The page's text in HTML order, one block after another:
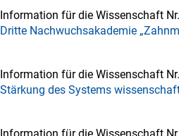
Information für die Wissenschaft
Dritte Nachwuchsakademie
Information für die Wissenschaft
Stärkung des Systems
Information für die Wissenschaft